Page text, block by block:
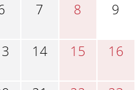
7 8 9
14 15 16